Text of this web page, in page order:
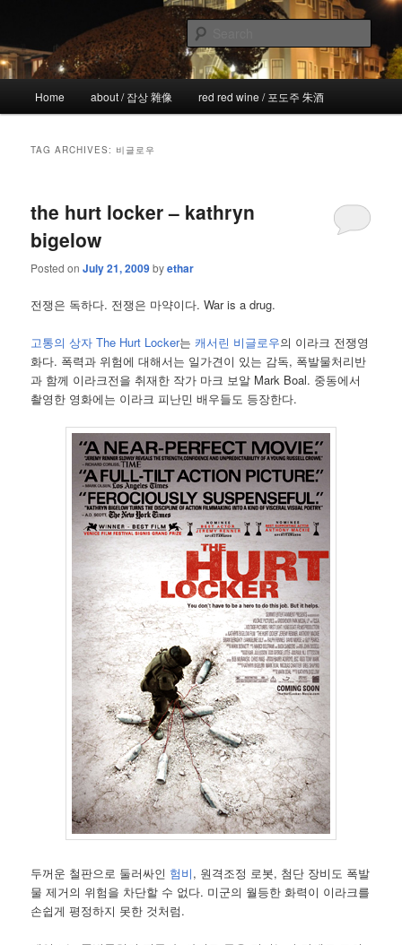
primary
content
secondary
content!wicked
the more I see the less I know
Home about / 잡상 雜像 red red wine / 포도주 朱酒
TAG ARCHIVES: 비글로우
the hurt locker – kathryn
bigelow
Posted onJuly 21, 2009byethar
전쟁은 독하다. 전쟁은 마약이다. War is a drug.
고통의 상자 The Hurt Locker는캐서린 비글로우의 이라크 전쟁영
화다. 폭력과 위험에 대해서는 일가견이 있는 감독, 폭발물처리반
과 함께 이라크전을 취재한 작가 마크 보알 Mark Boal. 중동에서
촬영한 영화에는 이라크 피난민 배우들도 등장한다.
두꺼운 철판으로 둘러싸인 험비, 원격조정 로봇, 첨단 장비도 폭발
물 제거의 위험을 차단할 수 없다. 미군의 월등한 화력이 이라크를
손쉽게 평정하지 못한 것처럼.